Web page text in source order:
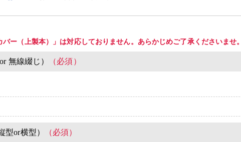
ー（上製本）」は対応しておりません。あらかじめご了承くださいませ。
無線綴じ） （必須）
型or横型） （必須）